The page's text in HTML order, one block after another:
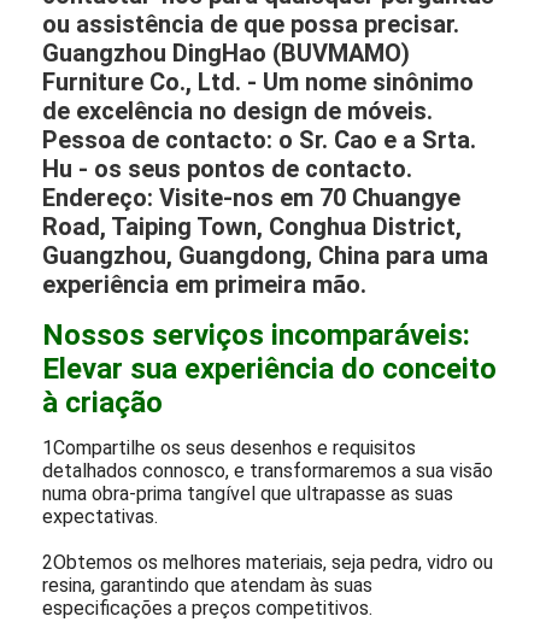
ou assistência de que possa precisar.
Guangzhou DingHao (BUVMAMO)
Furniture Co., Ltd. - Um nome sinônimo
de excelência no design de móveis.
Pessoa de contacto: o Sr. Cao e a Srta.
Hu - os seus pontos de contacto.
Endereço: Visite-nos em 70 Chuangye
Road, Taiping Town, Conghua District,
Guangzhou, Guangdong, China para uma
experiência em primeira mão.
Nossos serviços incomparáveis:
Elevar sua experiência do conceito
à criação
1Compartilhe os seus desenhos e requisitos
detalhados connosco, e transformaremos a sua visão
numa obra-prima tangível que ultrapasse as suas
expectativas.
2Obtemos os melhores materiais, seja pedra, vidro ou
resina, garantindo que atendam às suas
especificações a preços competitivos.